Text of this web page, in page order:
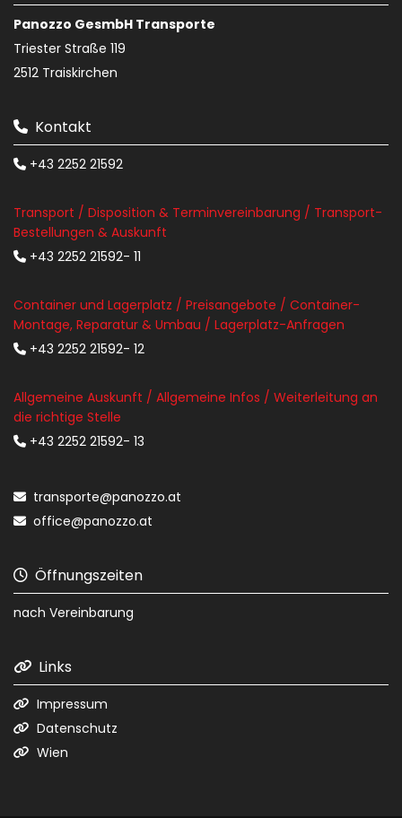
Panozzo GesmbH Transporte
Triester Straße 119
2512 Traiskirchen
 Kontakt
 +43 2252 21592
Transport / Disposition & Terminvereinbarung / Transport-
Bestellungen & Auskunft
 +43 2252 21592- 11
Container und Lagerplatz / Preisangebote / Container-
Montage, Reparatur & Umbau / Lagerplatz-Anfragen
 +43 2252 21592- 12
Allgemeine Auskunft / Allgemeine Infos / Weiterleitung an
die richtige Stelle
 +43 2252 21592- 13
 transporte@panozzo.at
 office@panozzo.at
 Öffnungszeiten
nach Vereinbarung
 Links
 Impressum
 Datenschutz
 Wien